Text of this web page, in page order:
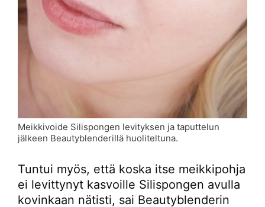
Meikkivoide Silispongen levityksen ja taputtelun
jälkeen Beautyblenderillä huoliteltuna.
Tuntui myös, että koska itse meikkipohja
ei levittynyt kasvoille Silispongen avulla
kovinkaan nätisti, sai Beautyblenderin